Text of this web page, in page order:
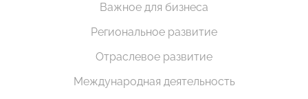
Важное для бизнеса
Региональное развитие
Отраслевое развитие
Международная деятельность